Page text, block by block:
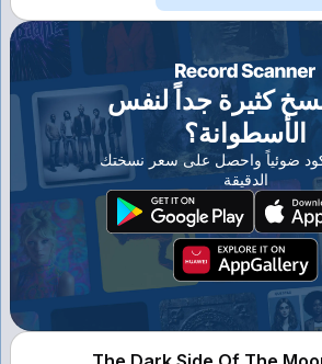
كثيرة جداً لنفس
الأسطوانة؟
ضوئياً واحصل على سعر نسختك
الدقيقة